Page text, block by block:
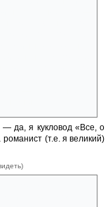
— да, я кукловод «Все, о
(т.е. я великий)